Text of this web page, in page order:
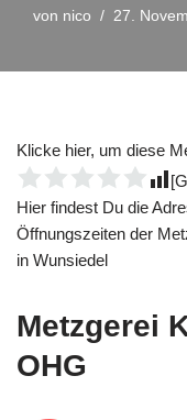
von nico 27.
Klicke hier, um diese
Hier findest Du die
Öffnungszeiten der
in Wunsiedel
Metzgerei
OHG